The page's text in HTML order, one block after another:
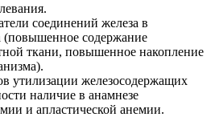
соединений железа в
(повышенное содержание
ткани, повышенное накопление
утилизации железосодержащих
наличие в анамнезе
и апластической анемии.